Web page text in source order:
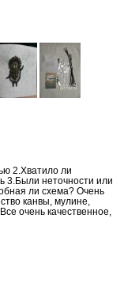
2.Хватило ли
3.Были неточности или
ли схема? Очень
канвы, мулине,
очень качественное,